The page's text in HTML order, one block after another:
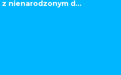
z nienarodzonym d...